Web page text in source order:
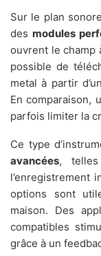
Sur le plan
des modules
ouvrent le champ
possible de
metal à partir
En comparaison,
parfois limiter la
Ce type
avancées, telles
l’enregistrement
options sont
maison. Des
compatibles
grâce à un